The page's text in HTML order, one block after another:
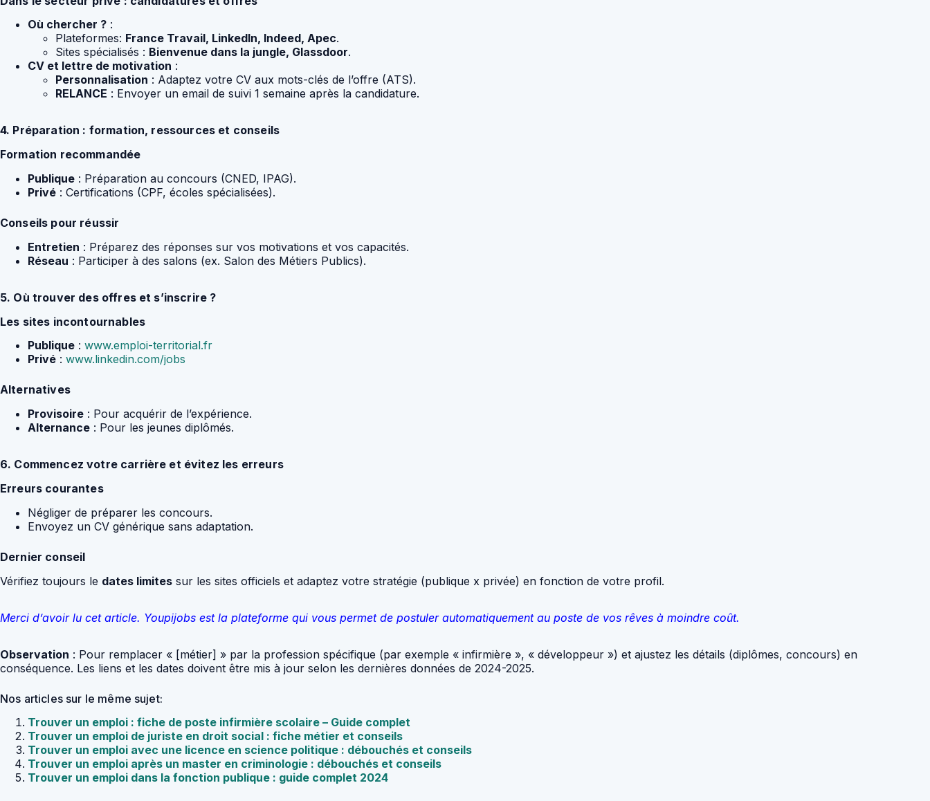
Où chercher ? :
Plateformes: France Travail, LinkedIn, Indeed, Apec.
Sites spécialisés : Bienvenue dans la jungle, Glassdoor.
CV et lettre de motivation :
Personnalisation : Adaptez votre CV aux mots-clés de l’offre (ATS).
RELANCE : Envoyer un email de suivi 1 semaine après la candidature.
4. Préparation : formation, ressources et conseils
Formation recommandée
Publique : Préparation au concours (CNED, IPAG).
Privé : Certifications (CPF, écoles spécialisées).
Conseils pour réussir
Entretien : Préparez des réponses sur vos motivations et vos capacités.
Réseau : Participer à des salons (ex. Salon des Métiers Publics).
5. Où trouver des offres et s’inscrire ?
Les sites incontournables
Publique : www.emploi-territorial.fr
Privé : www.linkedin.com/jobs
Alternatives
Provisoire : Pour acquérir de l’expérience.
Alternance : Pour les jeunes diplômés.
6. Commencez votre carrière et évitez les erreurs
Erreurs courantes
Négliger de préparer les concours.
Envoyez un CV générique sans adaptation.
Dernier conseil
Vérifiez toujours le dates limites sur les sites officiels et adaptez votre stratégie (publique x privée) en fonction de votre profil.
Merci d’avoir lu cet article. Youpijobs est la plateforme qui vous permet de postuler automatiquement au poste de vos rêves à moindre coût.
Observation : Pour remplacer « [métier] » par la profession spécifique (par exemple « infirmière », « développeur ») et ajustez les détails (diplômes, concours) en
conséquence. Les liens et les dates doivent être mis à jour selon les dernières données de 2024-2025.
Nos articles sur le même sujet:
Trouver un emploi : fiche de poste infirmière scolaire – Guide complet
Trouver un emploi de juriste en droit social : fiche métier et conseils
Trouver un emploi avec une licence en science politique : débouchés et conseils
Trouver un emploi après un master en criminologie : débouchés et conseils
Trouver un emploi dans la fonction publique : guide complet 2024